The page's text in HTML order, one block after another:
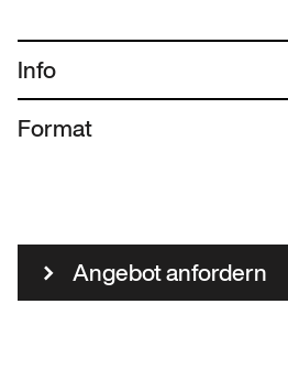
Info
Format
Angebot anfordern